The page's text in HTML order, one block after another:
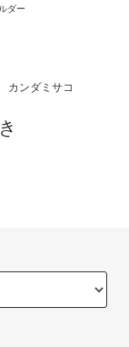
ダー
カンダミサコ